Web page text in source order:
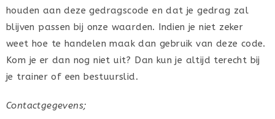
houden aan deze gedragscode en dat je gedrag zal
blijven passen bij onze waarden. Indien je niet zeker
weet hoe te handelen maak dan gebruik van deze code.
Kom je er dan nog niet uit? Dan kun je altijd terecht bij
je trainer of een bestuurslid.
Contactgegevens;